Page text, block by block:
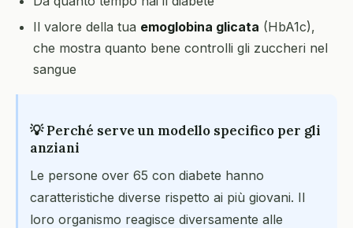
Il valore della tua emoglobina glicata (HbA1c),
che mostra quanto bene controlli gli zuccheri nel
sangue
💡 Perché serve un modello specifico per gli
anziani
Le persone over 65 con diabete hanno
caratteristiche diverse rispetto ai più giovani. Il
loro organismo reagisce diversamente alle